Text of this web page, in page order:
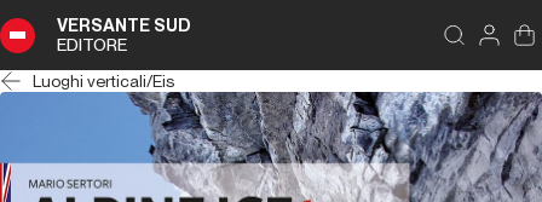
VERSANTE SUD
EDITORE
Luoghi verticali/Eis